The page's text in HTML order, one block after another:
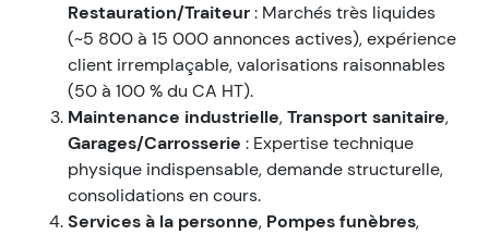
Restauration/Traiteur: Marchés très liquides
(~5 800 à 15 000 annonces actives), expérience
client irremplaçable, valorisations raisonnables
(50 à 100 % du CA HT).
Maintenance industrielle,Transport sanitaire,
Garages/Carrosserie : Expertise technique
physique indispensable, demande structurelle,
consolidations en cours.
Services à la personne, Pompes funèbres,